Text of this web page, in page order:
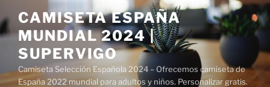
al
contenido
CAMISETA ESPAÑA
MUNDIAL 2024 |
SUPERVIGO
Camiseta Selección Española 2024 – Ofrecemos camiseta de
España 2022 mundial para adultos y niños. Personalizar gratis.